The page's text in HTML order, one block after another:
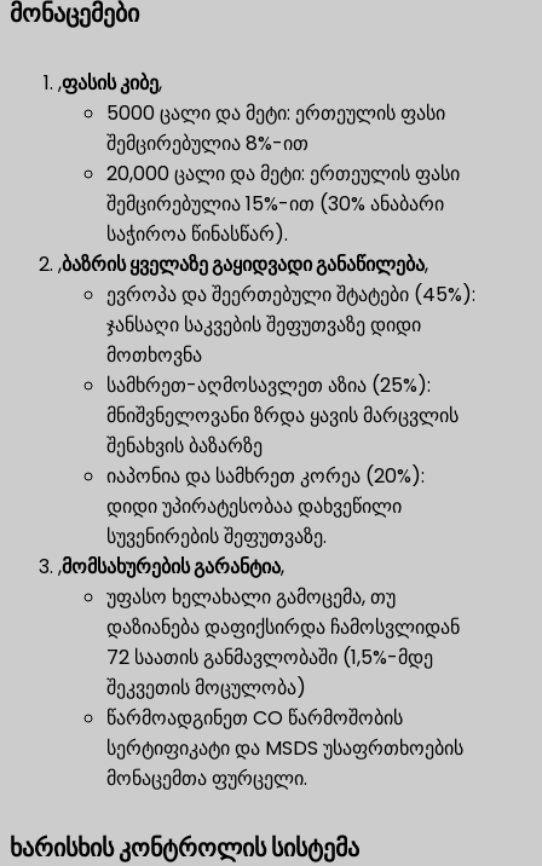
მონაცემები
,ფასის კიბე,
5000 ცალი და მეტი: ერთეულის ფასი
შემცირებულია 8%-ით
20,000 ცალი და მეტი: ერთეულის ფასი
შემცირებულია 15%-ით (30% ანაბარი
საჭიროა წინასწარ).
,ბაზრის ყველაზე გაყიდვადი განაწილება,
ევროპა და შეერთებული შტატები (45%):
ჯანსაღი საკვების შეფუთვაზე დიდი
მოთხოვნა
სამხრეთ-აღმოსავლეთ აზია (25%):
მნიშვნელოვანი ზრდა ყავის მარცვლის
შენახვის ბაზარზე
იაპონია და სამხრეთ კორეა (20%):
დიდი უპირატესობაა დახვეწილი
სუვენირების შეფუთვაზე.
,მომსახურების გარანტია,
უფასო ხელახალი გამოცემა, თუ
დაზიანება დაფიქსირდა ჩამოსვლიდან
72 საათის განმავლობაში (1,5%-მდე
შეკვეთის მოცულობა)
წარმოადგინეთ CO წარმოშობის
სერტიფიკატი და MSDS უსაფრთხოების
მონაცემთა ფურცელი.
ხარისხის კონტროლის სისტემა